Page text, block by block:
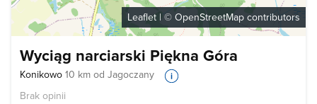
Leaflet | © OpenStreetMap contributors
Wyciąg narciarski Piękna Góra
Konikowo 10 km od Jagoczany
Brak opinii